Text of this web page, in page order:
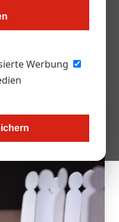
Werbung
haben